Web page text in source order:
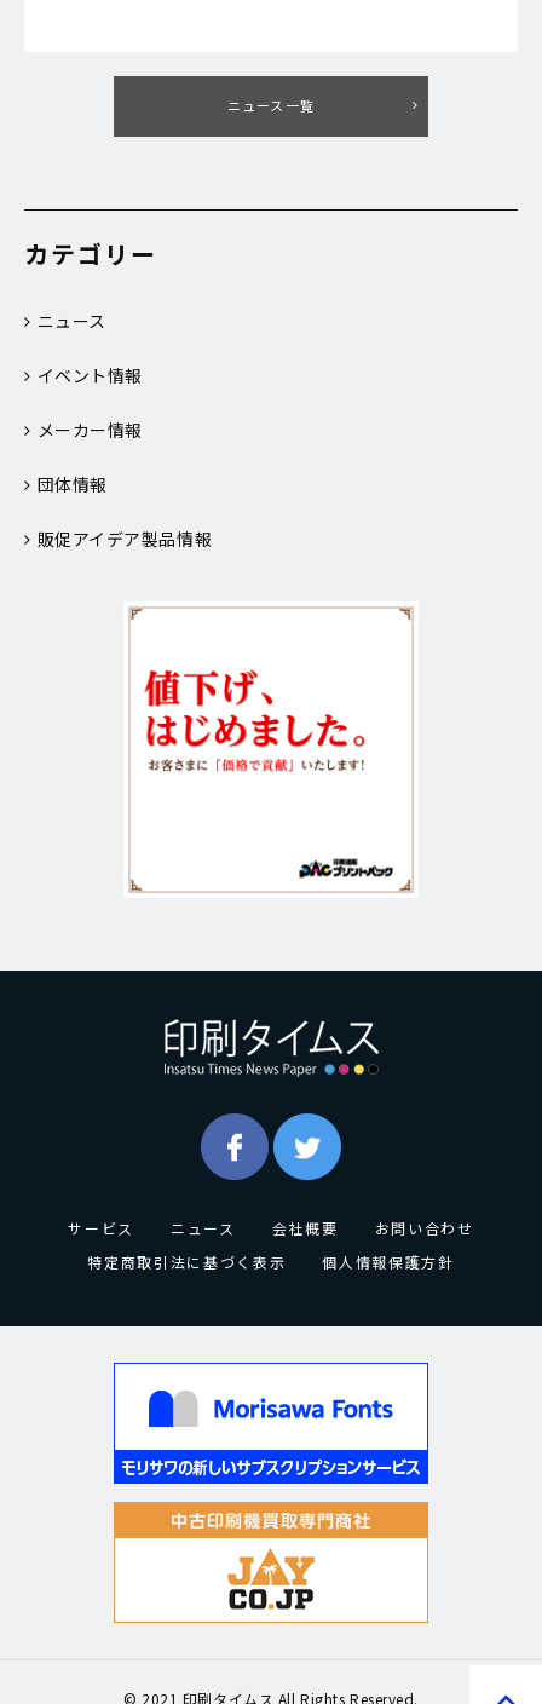
ニュース一覧
カテゴリー
ニュース
イベント情報
メーカー情報
団体情報
販促アイデア製品情報
サービス ニュース 会社概要
お問い合わせ
特定商取引法に基づく表示
個人情報保護方針
© 2021 印刷タイムス All Rights Reserved.